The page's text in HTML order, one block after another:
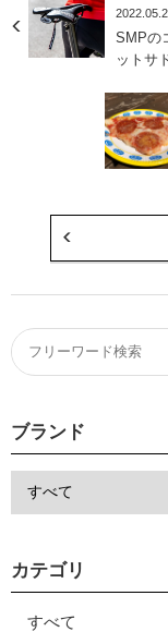
SMPの
ットサ
ブランド
カテゴリ
すべて